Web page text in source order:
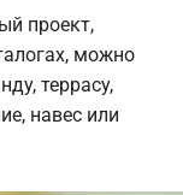
проект,
можно
террасу,
навес или